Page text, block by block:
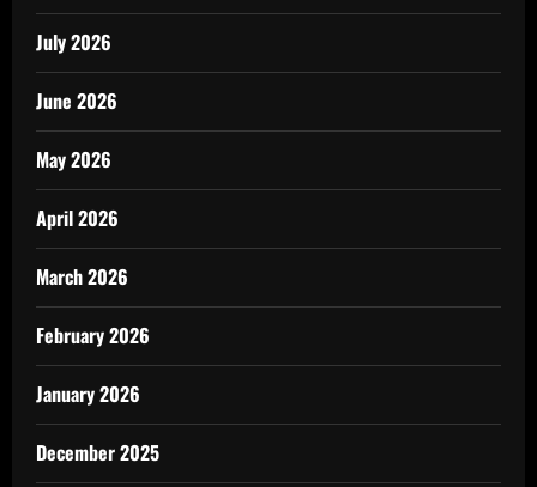
July 2026
June 2026
May 2026
April 2026
March 2026
February 2026
January 2026
December 2025